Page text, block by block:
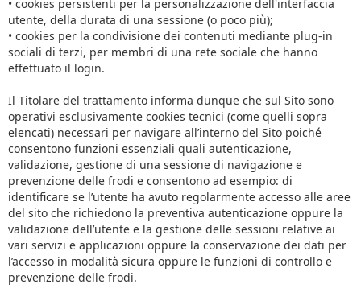
• cookies persistenti per la personalizzazione dell'interfaccia
utente, della durata di una sessione (o poco più);
• cookies per la condivisione dei contenuti mediante plug-in
sociali di terzi, per membri di una rete sociale che hanno
effettuato il login.
Il Titolare del trattamento informa dunque che sul Sito sono
operativi esclusivamente cookies tecnici (come quelli sopra
elencati) necessari per navigare all’interno del Sito poiché
consentono funzioni essenziali quali autenticazione,
validazione, gestione di una sessione di navigazione e
prevenzione delle frodi e consentono ad esempio: di
identificare se l’utente ha avuto regolarmente accesso alle aree
del sito che richiedono la preventiva autenticazione oppure la
validazione dell’utente e la gestione delle sessioni relative ai
vari servizi e applicazioni oppure la conservazione dei dati per
l’accesso in modalità sicura oppure le funzioni di controllo e
prevenzione delle frodi.